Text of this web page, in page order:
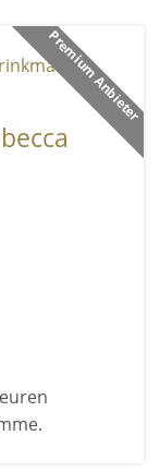
Premium Anbieter